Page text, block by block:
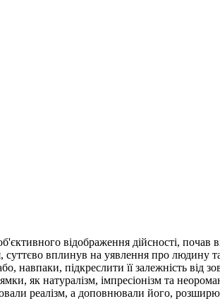
відображення дійсності, почав
суттєво вплинув на уявлення про людину
підкреслити її залежність від
як натуралізм, імпресіонізм та
реалізм, а доповнювали його,